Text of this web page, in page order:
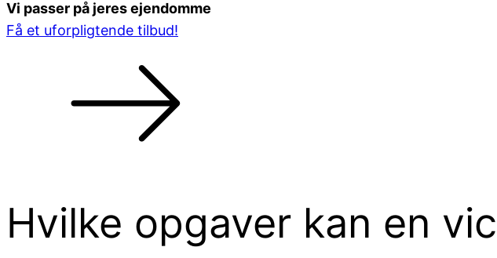
Vi passer på jeres ejendomme
Få et uforpligtende tilbud!
Hvilke opgaver kan en